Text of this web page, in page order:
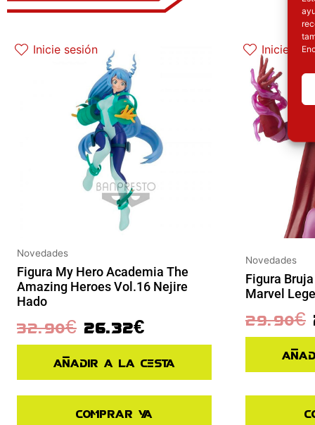
Inicie sesión
Novedades
Figura My Hero Academia The
Amazing Heroes Vol.16 Nejire
Hado
32.90€ 26.32€
Añadir a la cesta
Comprar ya
Inicie
Novedades
Figura
Marvel
29.90€